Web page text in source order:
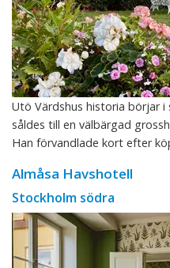
Utö Värdshus historia börjar
såldes till en välbärgad
Han förvandlade kort efter
Almåsa Havshotell
Stockholm södra